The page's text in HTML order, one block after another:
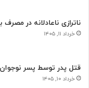
ناترازی ناعادلانه در
خرداد ۱۱, ۱۴۰۵
قتل پدر توسط پسر
خرداد ۱۰, ۱۴۰۵